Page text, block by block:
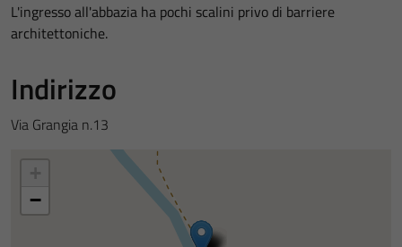
L'ingresso all'abbazia ha pochi scalini privo di barriere
architettoniche.
Indirizzo
Via Grangia n.13
−